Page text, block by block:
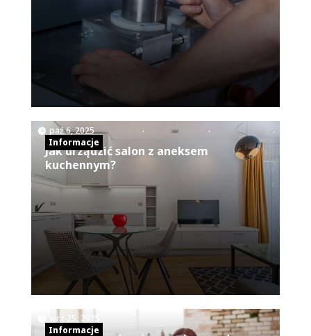
Jak urządzić salon z aneksem
kuchennym?
paź 6, 2025|
Informacje
wrz 25, 2025
Informacje